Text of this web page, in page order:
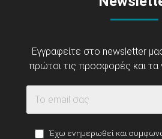
Εγγραφείτε στο newsletter
πρώτοι τις προσφορές και τα
Έχω ενημερωθεί και